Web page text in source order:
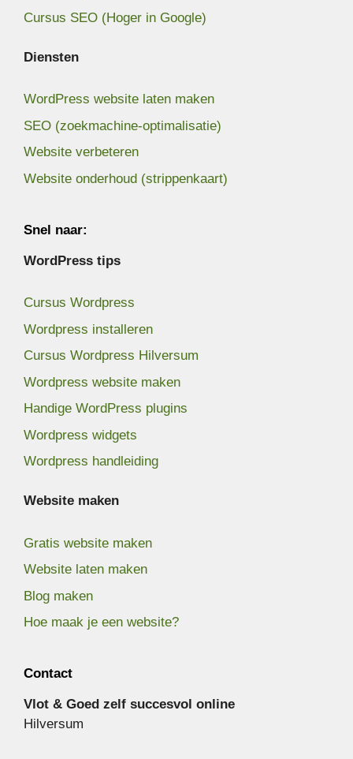
Cursus SEO (Hoger in Google)
Diensten
WordPress website laten maken
SEO (zoekmachine-optimalisatie)
Website verbeteren
Website onderhoud (strippenkaart)
Snel naar:
WordPress tips
Cursus Wordpress
Wordpress installeren
Cursus Wordpress Hilversum
Wordpress website maken
Handige WordPress plugins
Wordpress widgets
Wordpress handleiding
Website maken
Gratis website maken
Website laten maken
Blog maken
Hoe maak je een website?
Contact
Vlot & Goed zelf succesvol online
Hilversum